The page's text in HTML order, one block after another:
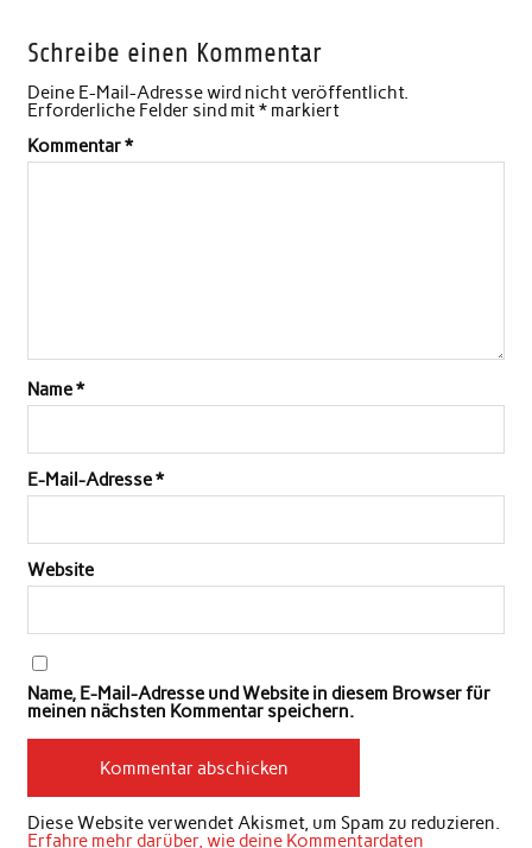
Schreibe einen Kommentar
Deine E-Mail-Adresse wird nicht veröffentlicht.
Erforderliche Felder sind mit*markiert
Kommentar*
Name*
E-Mail-Adresse*
Website
Name, E-Mail-Adresse und Website in diesem Browser für
meinen nächsten Kommentar speichern.
Diese Website verwendet Akismet, um Spam zu reduzieren.
Erfahre mehr darüber, wie deine Kommentardaten